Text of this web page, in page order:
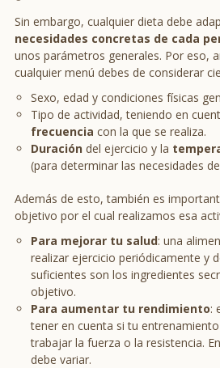
Sin embargo, cualquier dieta debe
necesidades concretas de cada
unos parámetros generales. Por eso,
cualquier menú debes de considerar
Sexo, edad y condiciones físicas
Tipo de actividad, teniendo en
frecuencia con la que se realiza.
Duración del ejercicio y la
(para determinar las necesidades
Además de esto, también es
objetivo por el cual realizamos esa
Para mejorar tu salud: una
realizar ejercicio periódicamente y
suficientes son los ingredientes
objetivo.
Para aumentar tu rendimiento:
tener en cuenta si tu
trabajar la fuerza o la resistencia.
debe variar.